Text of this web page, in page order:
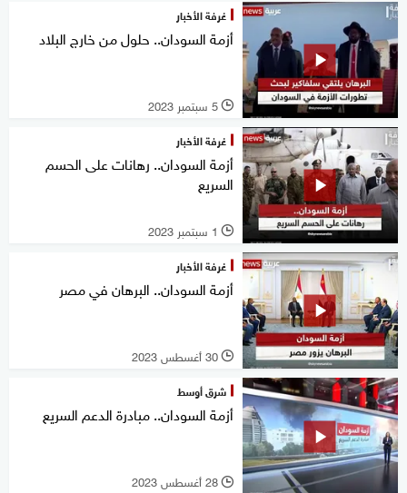
غرفة الأخبار
أزمة السودان.. حلول من خارج البلاد
l 5 سبتمبر 2023
غرفة الأخبار
أزمة السودان.. رهانات على الحسم
السريع
l 1 سبتمبر 2023
غرفة الأخبار
أزمة السودان.. البرهان في مصر
l 30 أغسطس 2023
شرق أوسط
أزمة السودان.. مبادرة الدعم السريع
l 28 أغسطس 2023